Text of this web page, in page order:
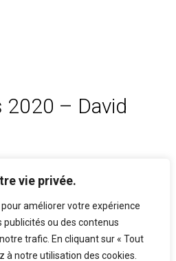
vie privée.
améliorer votre expérience
ou des contenus
trafic. En cliquant sur « Tout
à notre utilisation des cookies.
2020 – David
Best Lawyers 2020 pour
Benefits Law » et «
Law ».